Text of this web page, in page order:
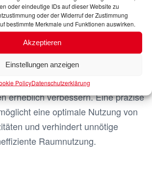
oder eindeutige IDs auf dieser Website zu
oder der Widerruf der Zustimmung
bestimmte Merkmale und Funktionen auswirken.
Akzeptieren
Einstellungen anzeigen
PolicyDatenschutzerklärung
und Effizienz
Berechnung von
Wirtschaftlichkeit und Effizienz
erheblich verbessern. Eine präzise
eine optimale Nutzung von
und verhindert unnötige
Raumnutzung.